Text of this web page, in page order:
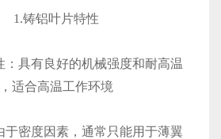
铸铝叶片特性
具有良好的机械强度和耐高温
适合高温工作环境
密度因素，通常只能用于薄翼